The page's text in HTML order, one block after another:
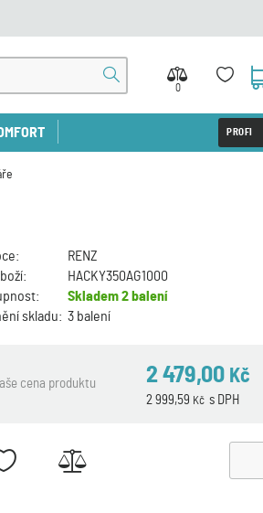
0
0
RENZ
HACKY350AG1000
Skladem2 balení
skladu: 3 balení
cena produktu 2 479,00 Kč
s DPH
2 999,59 Kč